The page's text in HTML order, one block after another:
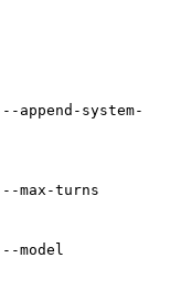
append-system-
max-turns
model